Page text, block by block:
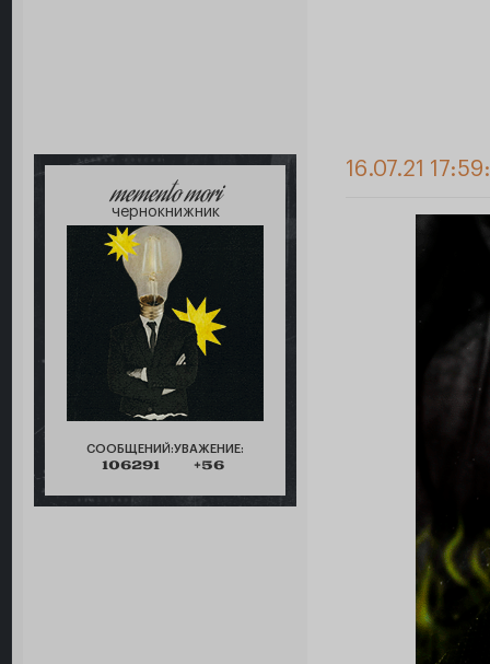
memento mori
чернокнижник
СООБЩЕНИЙ:
106291
УВАЖЕНИЕ:
+56
16.07.21